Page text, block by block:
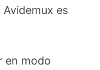
es
en modo